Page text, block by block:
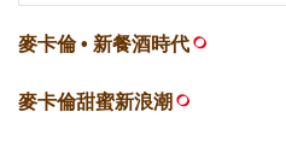
麥卡倫 • 新餐酒時代
麥卡倫甜蜜新浪潮